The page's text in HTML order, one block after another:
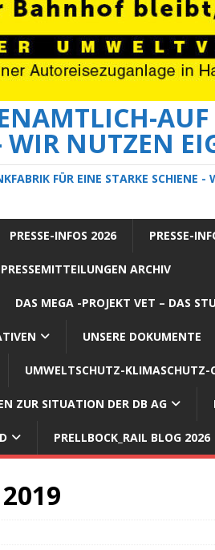
AUF
NUTZEN
FÜR EINE STARKE SCHIENE
PRESSE-INFOS 2026 PRESSE-
PRESSEMITTEILUNGEN ARCHIV
DAS MEGA -PROJEKT VET – DAS
UNSERE DOKUMENTE
UMWELTSCHUTZ-KLIMASCHUTZ-
ZUR SITUATION DER DB AG
PRELLBOCK_RAIL BLOG 2026